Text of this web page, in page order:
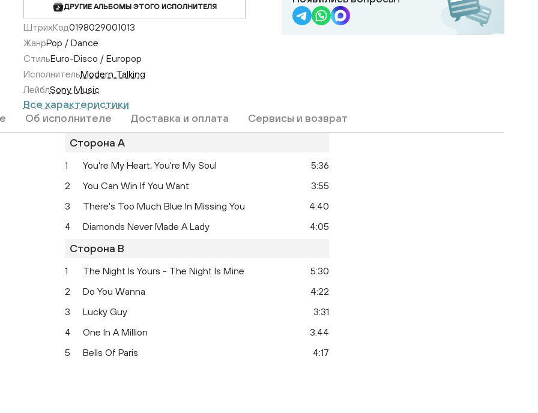
ДРУГИЕ АЛЬБОМЫ ЭТОГО ИСПОЛНИТЕЛЯ
ШтрихКод0198029001013
ЖанрPop / Dance
СтильEuro-Disco / Europop
ИсполнительModern Talking
ЛейблSony Music
Все характеристики
Об исполнителе Доставка и оплата Сервисы и возврат
Сторона A
1 You're My Heart, You're My Soul
5:36
2
You Can Win If You Want
3:55
3
There's Too Much Blue In Missing You
4:40
4
Diamonds Never Made A Lady 4:05
Сторона B
1 The Night Is Yours - The Night Is Mine
5:30
2
Do You Wanna
4:22
3
Lucky Guy
3:31
4
One In A Million
3:44
5
Bells Of Paris 4:17